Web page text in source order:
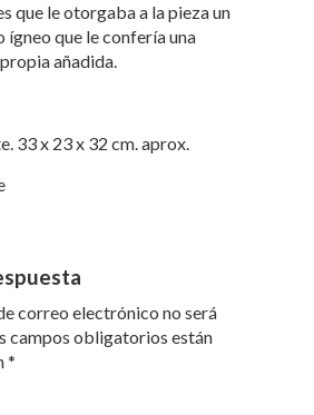
que le otorgaba a la pieza un
ígneo que le confería una
añadida.
33 x 23 x 32 cm. aprox.
correo electrónico no será
campos obligatorios están
*